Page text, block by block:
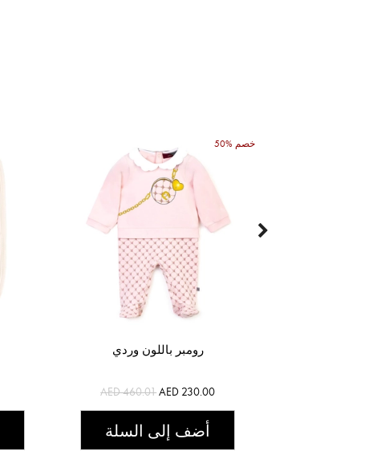
50% خصم
رومبر باللون وردي
AED 460.01AED 230.00
أضف إلى السلة